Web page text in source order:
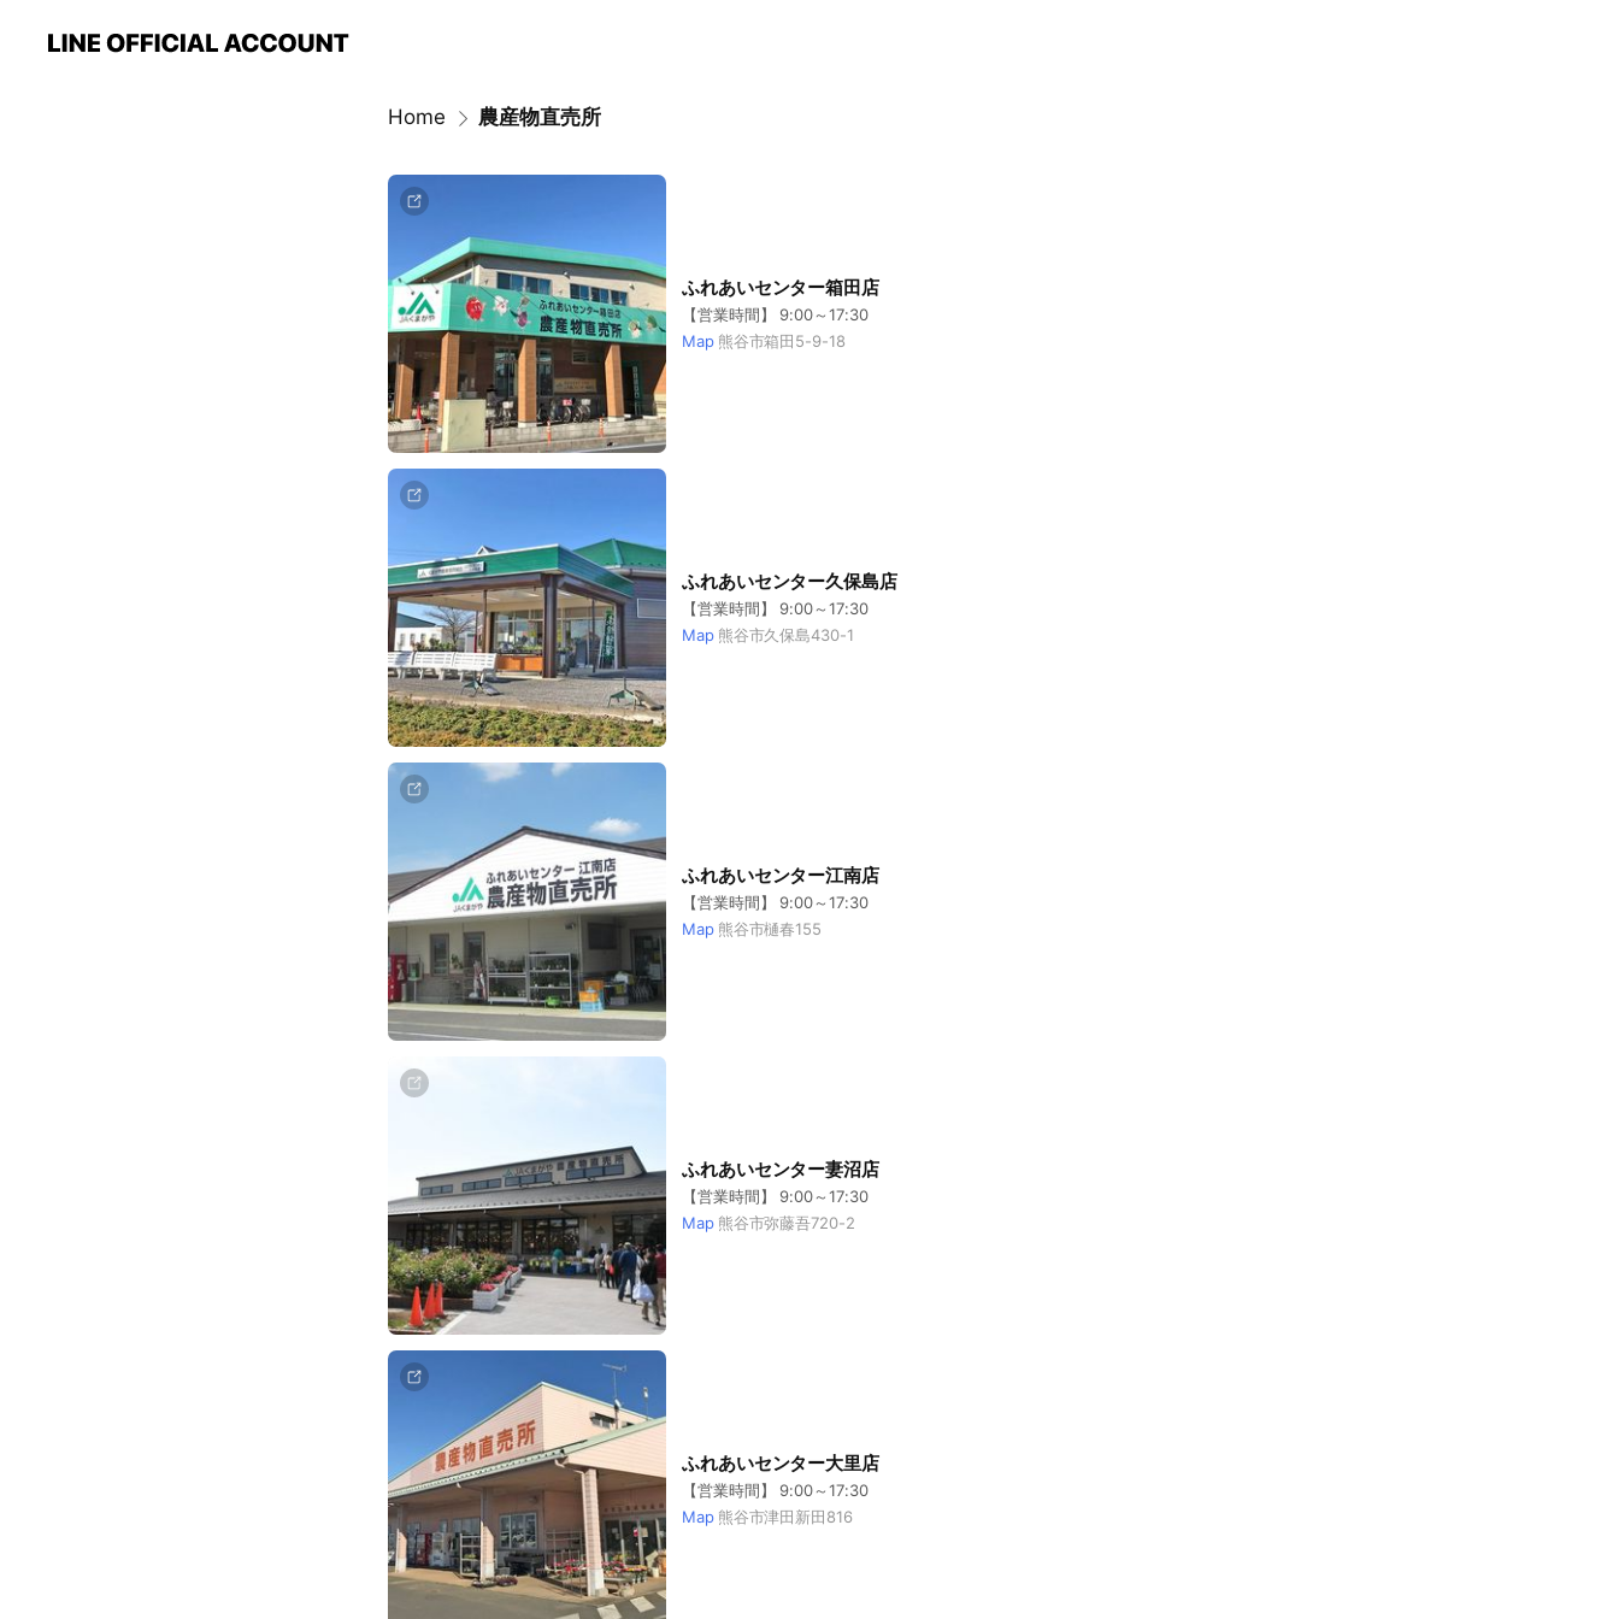
Home 農産物直売所
ふれあいセンター箱田店
【営業時間】 9:00～17:30
Map 熊谷市箱田5-9-18
ふれあいセンター久保島店
【営業時間】 9:00～17:30
Map 熊谷市久保島430-1
ふれあいセンター江南店
【営業時間】 9:00～17:30
Map 熊谷市樋春155
ふれあいセンター妻沼店
【営業時間】 9:00～17:30
Map 熊谷市弥藤吾720-2
ふれあいセンター大里店
【営業時間】 9:00～17:30
Map 熊谷市津田新田816